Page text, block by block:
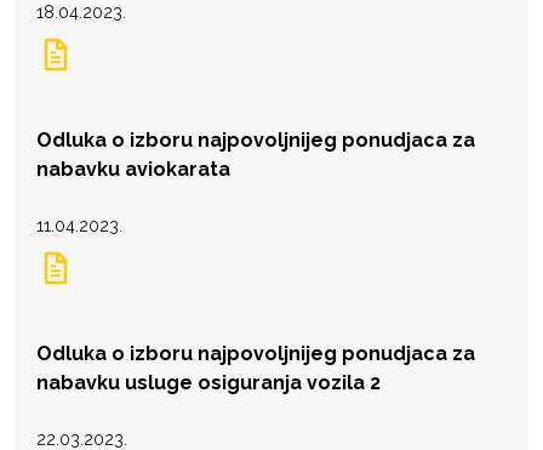
18.04.2023.
Odluka o izboru najpovoljnijeg ponudjaca za
nabavku aviokarata
11.04.2023.
Odluka o izboru najpovoljnijeg ponudjaca za
nabavku usluge osiguranja vozila 2
22.03.2023.